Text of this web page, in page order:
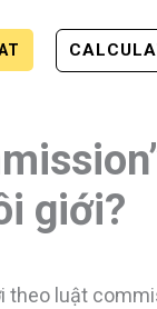
giới?
theo luật